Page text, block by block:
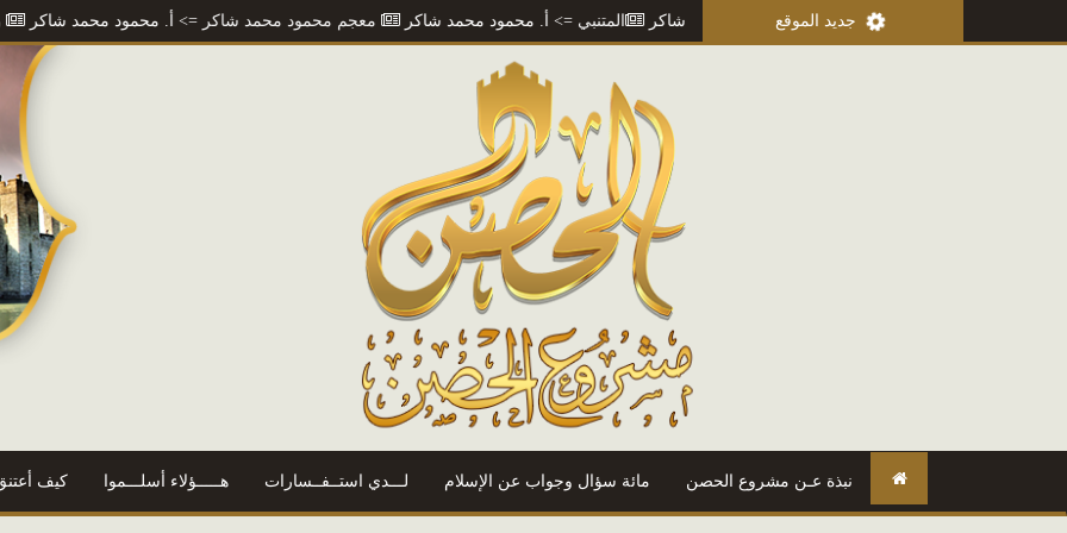
جديد الموقع رسالة في معجم محمود محمد شاكر=> أ. محمود محمد شاكر المتنبي => أ. محمود محمد شاكر => أ. محمود محمد شاكر
نبذة عـن مشروع الحصن مائة سؤال وجواب عن الإسلام لـــدي استــفــسارات هـــــؤلاء أسلـــموا كيف